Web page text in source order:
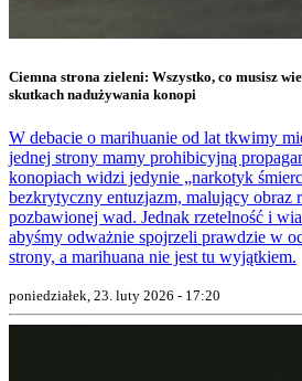
Ciemna strona zieleni: Wszystko, co musisz
skutkach nadużywania konopi
W debacie o marihuanie od lat tkwimy
jednej strony mamy prohibicyjną
konopiach widzi jedynie „narkotyk
bezkrytyczny entuzjazm, malujący obraz
pozbawionej wad. Jednak rzetelność i
abyśmy odważnie spojrzeli prawdzie w
strony, a marihuana nie jest tu wyjątkiem.
poniedziałek, 23. luty 2026 - 17:20